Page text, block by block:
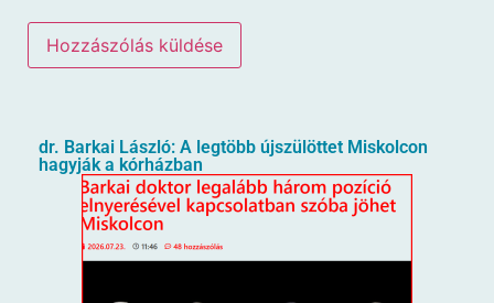
dr. Barkai László: A legtöbb újszülöttet Miskolcon
hagyják a kórházban